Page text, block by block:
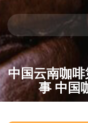
中国云南咖
事 中国